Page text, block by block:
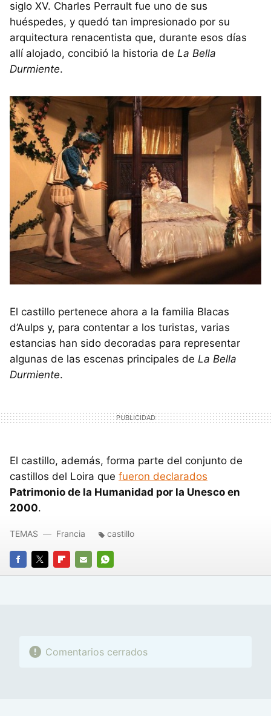
siglo XV. Charles Perrault fue uno de sus
huéspedes, y quedó tan impresionado por su
arquitectura renacentista que, durante esos días
allí alojado, concibió la historia de La Bella
Durmiente.
El castillo pertenece ahora a la familia Blacas
d’Aulps y, para contentar a los turistas, varias
estancias han sido decoradas para representar
algunas de las escenas principales de La Bella
Durmiente.
El castillo, además, forma parte del conjunto de
castillos del Loira que fueron declarados
Patrimonio de la Humanidad por la Unesco en
2000.
FACEBOOK
TWITTERFLIPBOARD
E-
WHATSAPP
TEMAS Francia castillo
Comentarios cerrados